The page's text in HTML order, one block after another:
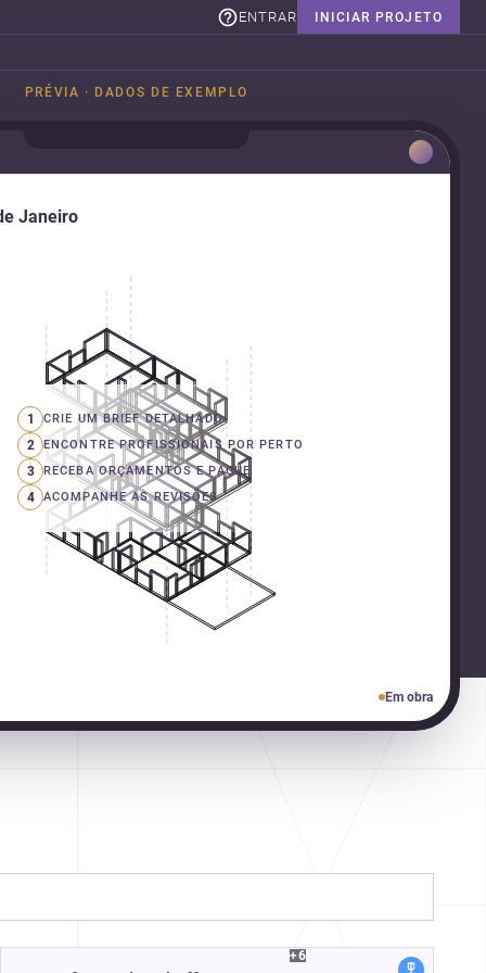
INICIAR PROJETO
ENTRAR
PRÉVIA · DADOS DE EXEMPLO
Janeiro
1 CRIE UM BRIEF DETALHADO
2 ENCONTRE PROFISSIONAIS POR PERTO
3 RECEBA ORÇAMENTOS E PAGUE
4 ACOMPANHE AS REVISÕES
Em obra
+6